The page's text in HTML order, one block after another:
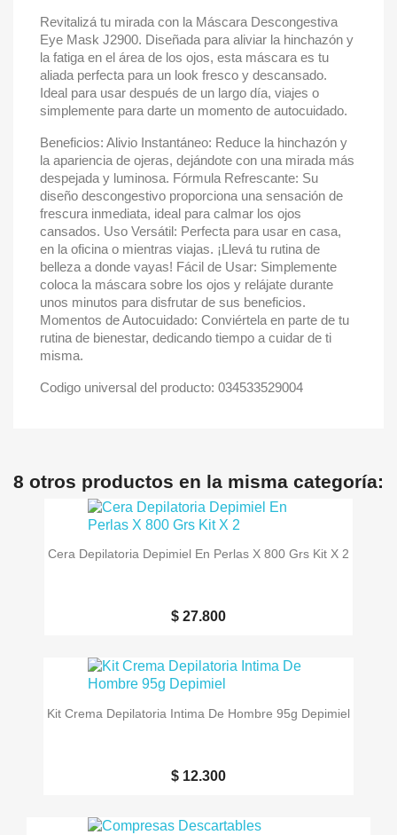
Revitalizá tu mirada con la Máscara Descongestiva
Eye Mask J2900. Diseñada para aliviar la hinchazón y
la fatiga en el área de los ojos, esta máscara es tu
aliada perfecta para un look fresco y descansado.
Ideal para usar después de un largo día, viajes o
simplemente para darte un momento de autocuidado.
Beneficios: Alivio Instantáneo: Reduce la hinchazón y
la apariencia de ojeras, dejándote con una mirada más
despejada y luminosa. Fórmula Refrescante: Su
diseño descongestivo proporciona una sensación de
frescura inmediata, ideal para calmar los ojos
cansados. Uso Versátil: Perfecta para usar en casa,
en la oficina o mientras viajas. ¡Llevá tu rutina de
belleza a donde vayas! Fácil de Usar: Simplemente
coloca la máscara sobre los ojos y relájate durante
unos minutos para disfrutar de sus beneficios.
Momentos de Autocuidado: Conviértela en parte de tu
rutina de bienestar, dedicando tiempo a cuidar de ti
misma.
Codigo universal del producto: 034533529004
8 otros productos en la misma categoría:
Cera Depilatoria Depimiel En Perlas X 800 Grs Kit X 2
$ 27.800
Kit Crema Depilatoria Intima De Hombre 95g Depimiel
$ 12.300